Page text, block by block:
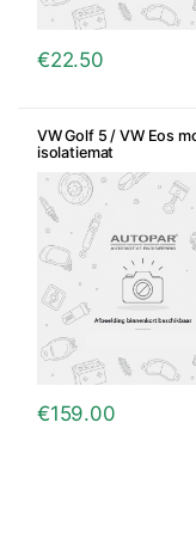
€22.50
VW Golf 5 / VW Eos
isolatiemat
€159.00